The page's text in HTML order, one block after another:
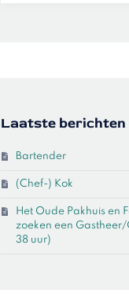
Laatste berichten
Bartender
(Chef-) Kok
Het Oude Pakhuis en
zoeken een
38 uur)